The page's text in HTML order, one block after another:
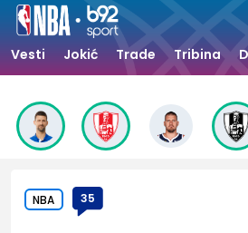
Vesti Jokić Trade Tribina
NBA 35